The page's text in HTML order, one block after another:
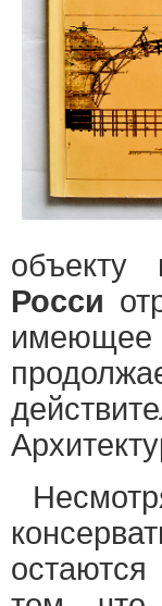
объекту
Росси